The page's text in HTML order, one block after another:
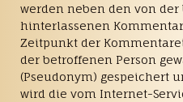
werden neben den von der
hinterlassenen
Zeitpunkt der
der betroffenen Person
(Pseudonym) gespeichert
wird die vom Internet-